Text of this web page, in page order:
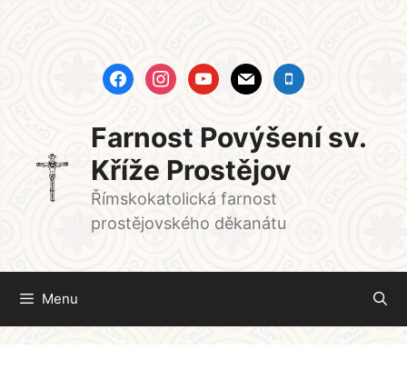
facebookinstagramyoutubemail mobile
Farnost Povýšení sv.
Kříže Prostějov
Římskokatolická farnost
prostějovského děkanátu
Menu